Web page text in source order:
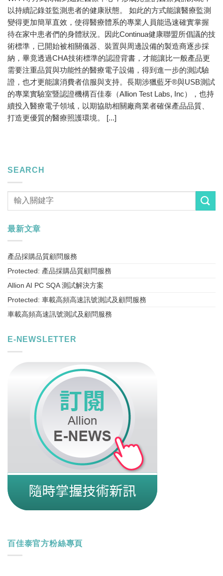
以持續記錄並監測患者的健康狀態。 如此的方式能讓醫療監測
變得更加簡單直效，使得醫療體系的專業人員能迅速確實掌握
待在家中患者們的身體狀況。因此Continua健康聯盟所倡議的技
術標準，已開始被相關儀器、裝置與周邊設備的製造商逐步採
納，畢竟透過CHA技術標準的認證背書，才能讓比一般產品更
需要注重品質與功能性的醫療電子設備，得到進一步的測試驗
證，也才更能讓消費者信服與支持。長期涉獵藍牙®與USB測試
的專業實驗室暨認證機構百佳泰（Allion Test Labs, Inc），也持
續投入醫療電子領域，以期協助相關廠商業者確保產品品質、
打造更優質的醫療照護環境。 [...]
SEARCH
最新文章
產品採購品質顧問服務
Protected: 產品採購品質顧問服務
Allion AI PC SQA 測試解決方案
Protected: 車載高頻高速訊號測試及顧問服務
車載高頻高速訊號測試及顧問服務
E-NEWSLETTER
百佳泰官方粉絲專頁